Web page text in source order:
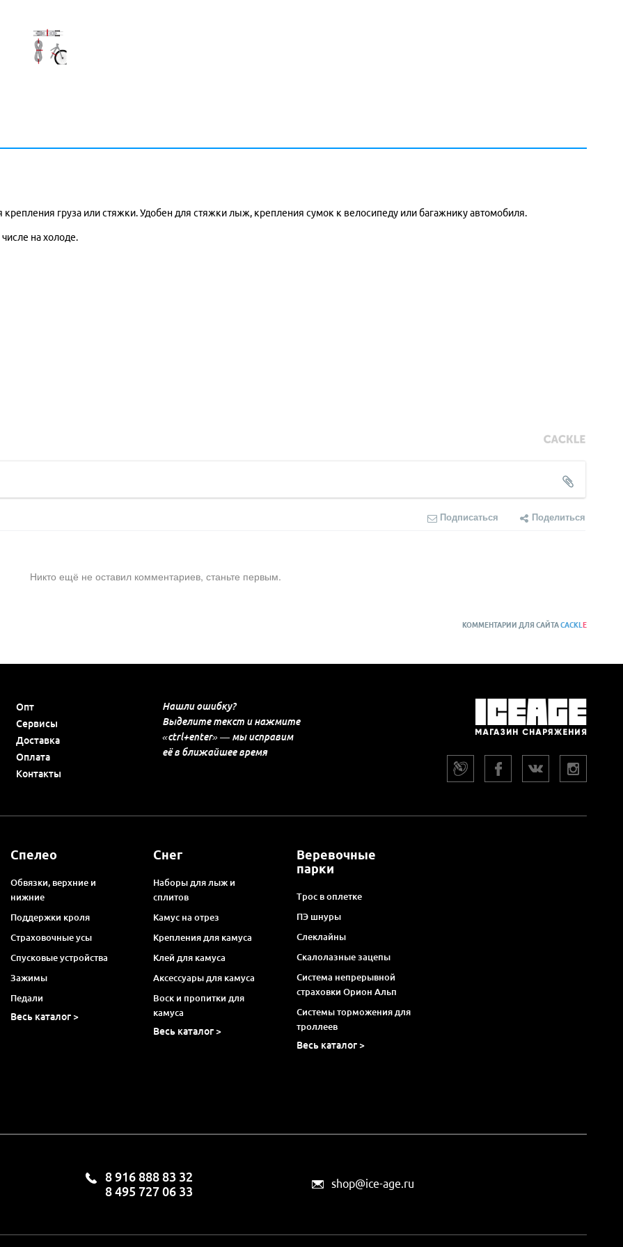
груза или стяжки. Удобен для стяжки лыж, крепления сумок к велосипеду или багажнику автомобиля.
на холоде.
Подписаться Поделиться
Никто ещё не оставил комментариев, станьте первым.
КОММЕНТАРИИ ДЛЯ САЙТАCACKL E
Опт
Сервисы
Доставка
Оплата
Контакты
Нашли ошибку?
Выделите текст и нажмите
«ctrl+enter» — мы исправим
её в ближайшее время
Спелео
Обвязки, верхние и
нижние
Поддержки кроля
Страховочные усы
Спусковые устройства
Зажимы
Педали
Весь каталог >
Снег
Наборы для лыж и
сплитов
Камус на отрез
Крепления для камуса
Клей для камуса
Аксессуары для камуса
Воск и пропитки для
камуса
Весь каталог >
Веревочные
парки
Трос в оплетке
ПЭ шнуры
Слеклайны
Скалолазные зацепы
Система непрерывной
страховки Орион Альп
Системы торможения для
троллеев
Весь каталог >
8 916 888 83 32
8 495 727 06 33
shop@ice-age.ru